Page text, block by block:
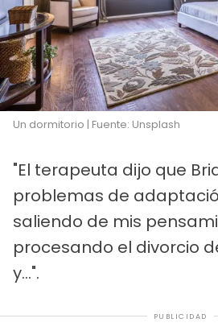
Un dormitorio | Fuente: Unsplash
"El terapeuta dijo que
problemas de
saliendo de mis
procesando el divorcio
y...".
PUBLICIDAD